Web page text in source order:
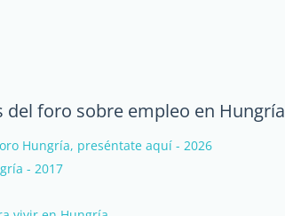
del foro sobre empleo en Hungría
Hungría, preséntate aquí - 2026
- 2017